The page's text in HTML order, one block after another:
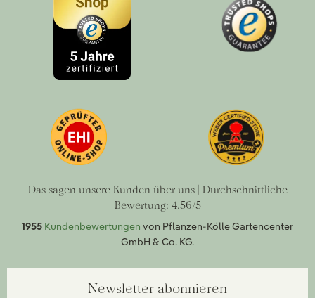
Das sagen unsere Kunden über uns | Durchschnittliche
Bewertung: 4.56/5
1955 Kundenbewertungen von Pflanzen-Kölle Gartencenter
GmbH & Co. KG.
Newsletter abonnieren